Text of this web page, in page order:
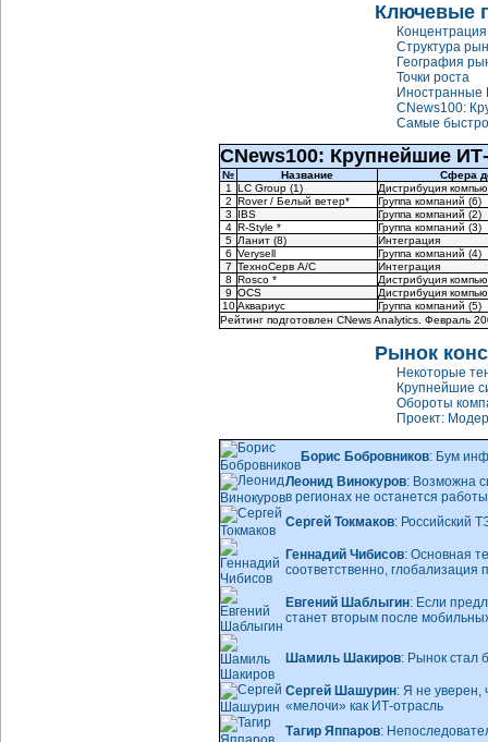
Ключевые
Структура
География
Точки роста
Иностранные
CNews100:
Самые
CNews100: Крупнейшие
№ Название
Сфера
1
LC Group (1)
Дистрибуция
2 Rover / Белый ветер*
Группа компаний (6)
3
IBS
Группа компаний (2)
4 R-Style *
Группа компаний (3)
5 Ланит (8)
Интеграция
6 Verysell
Группа компаний (4)
7 ТехноСерв А/С
Интеграция
8 Rosco *
Дистрибуция
9 OCS
Дистрибуция
10 Аквариус
Группа компаний (5)
Рейтинг подготовлен CNews Analytics. Февраль
Рынок
Некоторые
Крупнейшие
Обороты
Проект:
Борис Бобровников: Бум
Леонид Винокуров: Возможна
в регионах не останется работы
Сергей Токмаков: Российский
Геннадий Чибисов: Основная
соответственно,
Евгений Шаблыгин: Если
станет вторым после
Шамиль Шакиров: Рынок стал
Сергей Шашурин: Я не уверен,
«мелочи» как ИТ-отрасль
Тагир Яппаров: